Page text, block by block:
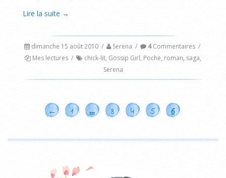
Lire la suite →
dimanche 15 août 2010 / Serena / 4Commentaires /
Mes lectures / chick-lit, Gossip Girl, Poche, roman, saga,
Serena
← 1 … 3 4 5 6